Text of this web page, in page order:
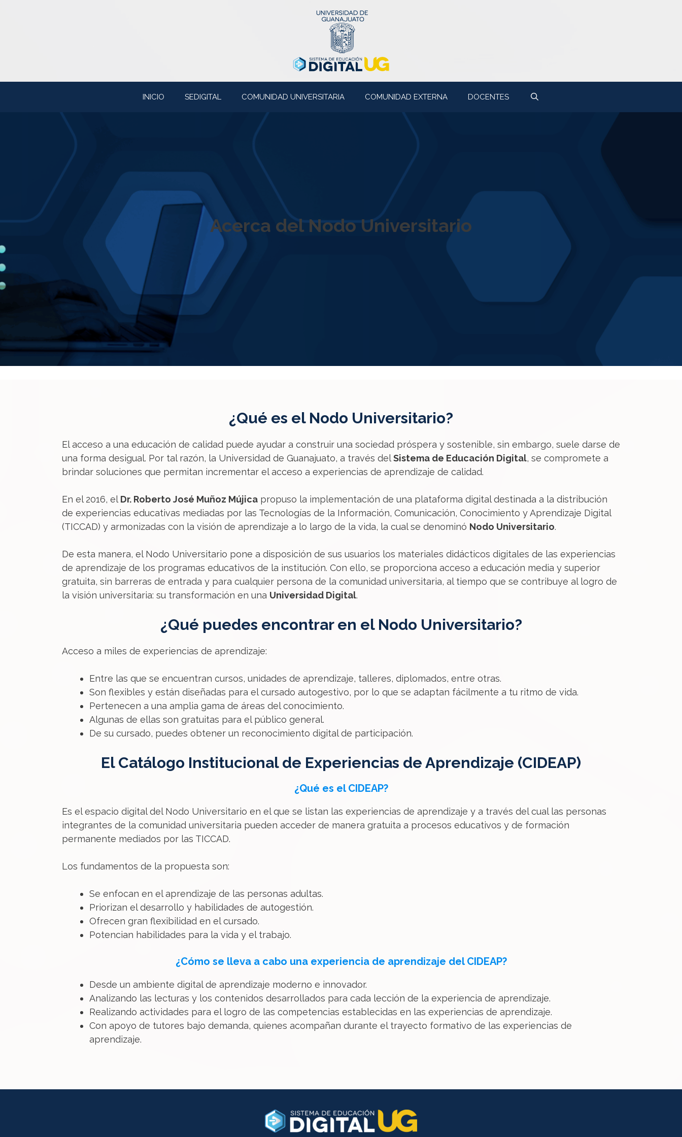
INICIO SEDIGITAL COMUNIDAD UNIVERSITARIA COMUNIDAD EXTERNA DOCENTES
Acerca del Nodo Universitario
¿Qué es el Nodo Universitario?
El acceso a una educación de calidad puede ayudar a construir una sociedad próspera y sostenible, sin embargo, suele darse de
una forma desigual. Por tal razón, la Universidad de Guanajuato, a través delSistema de Educación Digital, se compromete a
brindar soluciones que permitan incrementar el acceso a experiencias de aprendizaje de calidad.
En el 2016, el Dr. Roberto José Muñoz Mújica propuso la implementación de una plataforma digital destinada a la distribución
de experiencias educativas mediadas por las Tecnologías de la Información, Comunicación, Conocimiento y Aprendizaje Digital
(TICCAD) y armonizadas con la visión de aprendizaje a lo largo de la vida, la cual se denominó Nodo Universitario.
De esta manera, el Nodo Universitario pone a disposición de sus usuarios los materiales didácticos digitales de las experiencias
de aprendizaje de los programas educativos de la institución. Con ello, se proporciona acceso a educación media y superior
gratuita, sin barreras de entrada y para cualquier persona de la comunidad universitaria, al tiempo que se contribuye al logro de
la visión universitaria: su transformación en una Universidad Digital.
¿Qué puedes encontrar en el Nodo Universitario?
Acceso a miles de experiencias de aprendizaje:
Entre las que se encuentran cursos, unidades de aprendizaje, talleres, diplomados, entre otras.
Son flexibles y están diseñadas para el cursado autogestivo, por lo que se adaptan fácilmente a tu ritmo de vida.
Pertenecen a una amplia gama de áreas del conocimiento.
Algunas de ellas son gratuitas para el público general.
De su cursado, puedes obtener un reconocimiento digital de participación.
El Catálogo Institucional de Experiencias de Aprendizaje (CIDEAP)
¿Qué es el CIDEAP?
Es el espacio digital del Nodo Universitario en el que se listan las experiencias de aprendizaje y a través del cual las personas
integrantes de la comunidad universitaria pueden acceder de manera gratuita a procesos educativos y de formación
permanente mediados por las TICCAD.
Los fundamentos de la propuesta son:
Se enfocan en el aprendizaje de las personas adultas.
Priorizan el desarrollo y habilidades de autogestión.
Ofrecen gran flexibilidad en el cursado.
Potencian habilidades para la vida y el trabajo.
¿Cómo se lleva a cabo una experiencia de aprendizaje del CIDEAP?
Desde un ambiente digital de aprendizaje moderno e innovador.
Analizando las lecturas y los contenidos desarrollados para cada lección de la experiencia de aprendizaje.
Realizando actividades para el logro de las competencias establecidas en las experiencias de aprendizaje.
Con apoyo de tutores bajo demanda, quienes acompañan durante el trayecto formativo de las experiencias de
aprendizaje.